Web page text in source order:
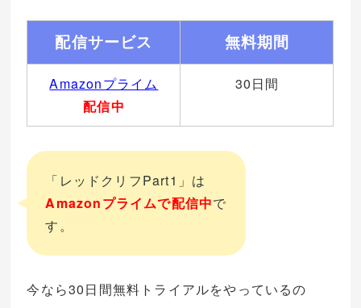
配信サービス 無料期間
Amazonプライム
配信中
30日間
「レッドクリフPart1」は
Amazonプライムで配信中で
す。
今なら30日間無料トライアルをやっているの